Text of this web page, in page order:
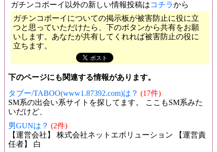
ガチンコボーイ以外の新しい情報投稿はコチラから
ガチンコボーイについての掲示板が被害防止に役に立
つと思っていただけたら、下のボタンから共有をお願
いします。あなたが共有してくれれば被害防止の役に
立ちます。
下のページにも関連する情報があります。
タブー/TABOO(www1.87392.com)は？ (17件)
SM系の出会い系サイトを探してます。 ここもSM系みた
いだけど、
男GUNは？ (2件)
【運営会社】 株式会社ネットエボリューション 【運営責
任者】 白